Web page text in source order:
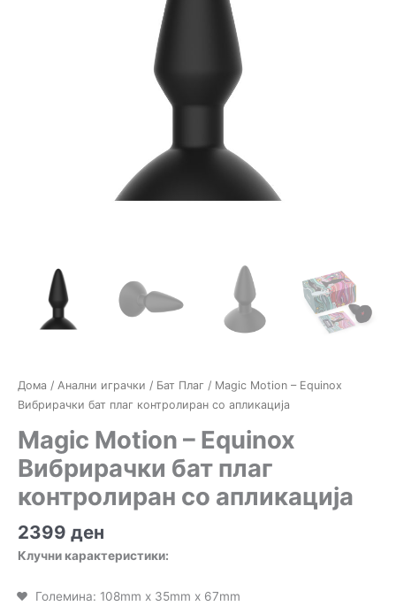
Дома / Анални играчки / Бат Плаг / Magic Motion – Equinox
Вибрирачки бат плаг контролиран со апликација
Magic Motion – Equinox
Вибрирачки бат плаг
контролиран со апликација
2399 ден
Клучни карактеристики:
Големина: 108mm x 35mm x 67mm